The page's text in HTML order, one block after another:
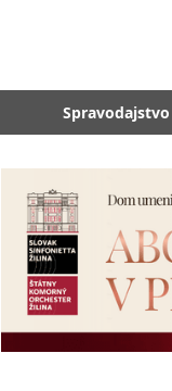
Spravodajstvo